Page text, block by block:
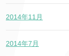
2014年11月
2014年7月